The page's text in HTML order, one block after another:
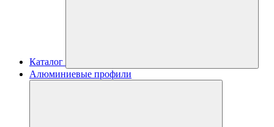
Каталог
Алюминиевые профили